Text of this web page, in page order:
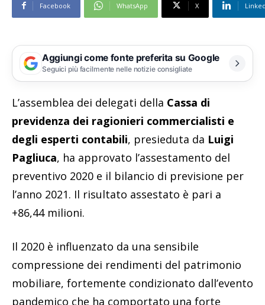
Facebook WhatsApp X
Aggiungi come fonte preferita su Google
Seguici più facilmente nelle notizie consigliate
L’assemblea dei delegati della Cassa di
previdenza dei ragionieri commercialisti e
degli esperti contabili, presieduta da Luigi
Pagliuca, ha approvato l’assestamento del
preventivo 2020 e il bilancio di previsione per
l’anno 2021. Il risultato assestato è pari a
+86,44 milioni.
Il 2020 è influenzato da una sensibile
compressione dei rendimenti del patrimonio
mobiliare, fortemente condizionato dall’evento
pandemico che ha comportato una forte